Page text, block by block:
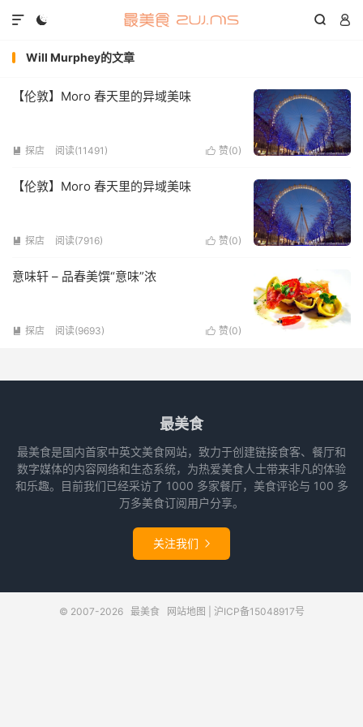
  

Will Murphey的文章
【伦敦】Moro 春天里的异域美味
 赞(0)
 探店 阅读(11491)
【伦敦】Moro 春天里的异域美味
 赞(0)
 探店 阅读(7916)
意味轩 – 品春美馔“意味”浓
 赞(0)
 探店 阅读(9693)
最美食
最美食是国内首家中英文美食网站，致力于创建链接食客、餐厅和
数字媒体的内容网络和生态系统，为热爱美食人士带来非凡的体验
和乐趣。目前我们已经采访了 1000 多家餐厅，美食评论与 100 多
万多美食订阅用户分享。
关注我们 
© 2007-2026 最美食 网站地图 沪ICP备15048917号